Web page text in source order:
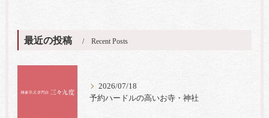
最近の投稿 Recent Posts
2026/07/18
予約ハードルの高いお寺・神社